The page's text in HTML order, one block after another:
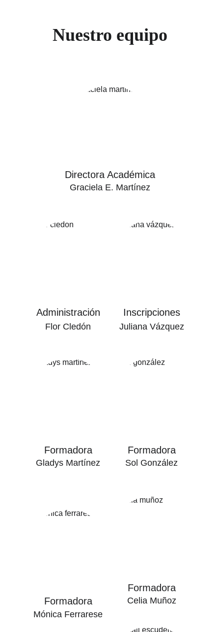
Formadora Formadora
Formadora
Gladys Martínez Sol González
Mónica Ferrarese
Directora Académica
Graciela E. Martínez
Nuestro equipo
Administración Inscripciones
Juliana Vázquez
Flor Cledón
Formadora
Celia Muñoz